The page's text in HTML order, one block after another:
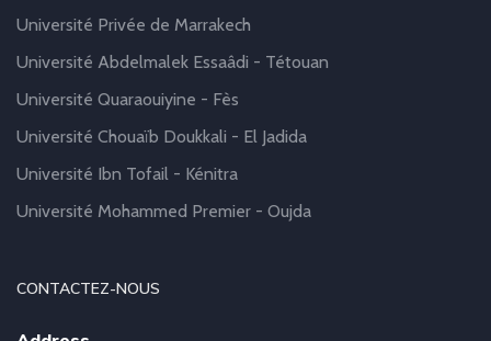
Université Privée de Marrakech
Université Abdelmalek Essaâdi - Tétouan
Université Quaraouiyine - Fès
Université Chouaïb Doukkali - El Jadida
Université Ibn Tofail - Kénitra
Université Mohammed Premier - Oujda
CONTACTEZ-NOUS